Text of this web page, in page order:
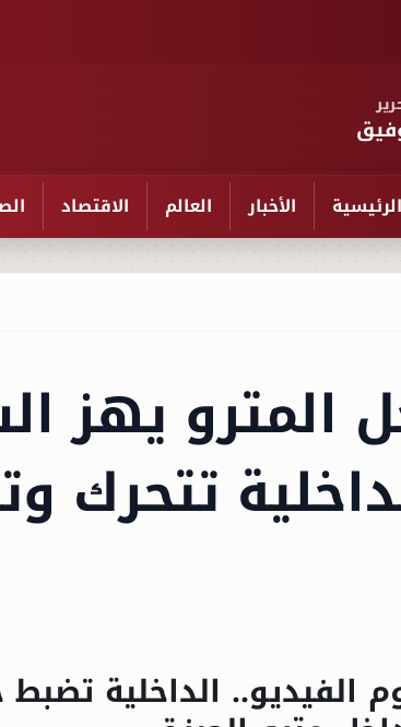
الأخبار العالم الاقتصاد
المترو يهز
تتحرك
الداخلية تضبط